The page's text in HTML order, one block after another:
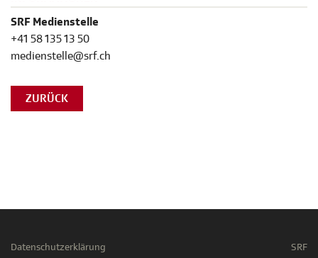
SRF Medienstelle
+41 58 135 13 50
medienstelle@srf.ch
ZURÜCK
Datenschutzerklärung SRF